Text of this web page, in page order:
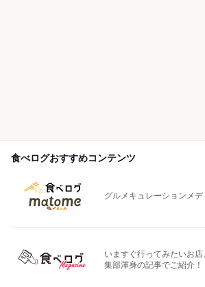
食べログおすすめコンテンツ
グルメキュレーションメデ
いますぐ行ってみたいお
集部渾身の記事でご紹介！